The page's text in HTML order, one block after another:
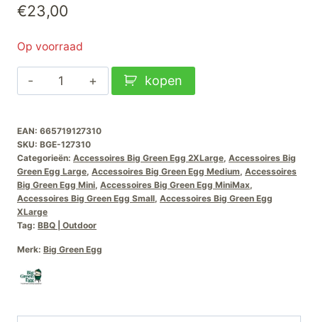
€23,00
Op voorraad
Big
Green
Diamond-
Coated-
Grid-
Scrubber
aantal
kopen
EAN: 665719127310
SKU: BGE-127310
Categorieën: Accessoires Big Green Egg 2XLarge, Accessoires Big
Green Egg Large, Accessoires Big Green Egg Medium, Accessoires
Big Green Egg Mini, Accessoires Big Green Egg MiniMax,
Accessoires Big Green Egg Small, Accessoires Big Green Egg
XLarge
Tag: BBQ | Outdoor
Merk: Big Green Egg